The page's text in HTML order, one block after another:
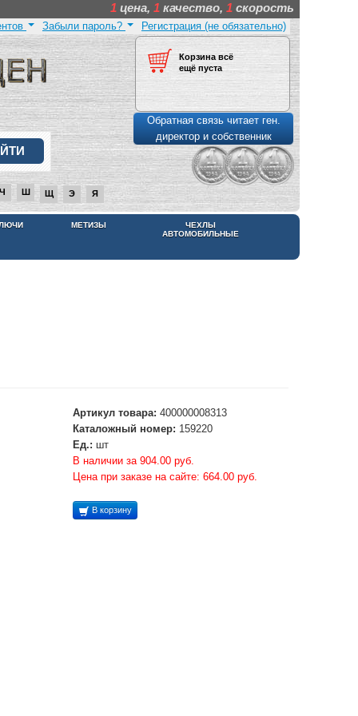
1 цена, 1 качество, 1 скорость
Регистрация (не обязательно)
Забыли пароль?
Корзина всё
ещё пуста
Обратная связь читает ген.
директор и собственник
Ч Ш Щ Э Я
МЕТИЗЫ
ЧЕХЛЫ
АВТОМОБИЛЬНЫЕ
Артикул товара: 400000008313
Каталожный номер: 159220
Ед.: шт
В наличии за 904.00 руб.
Цена при заказе на сайте: 664.00 руб.
В корзину